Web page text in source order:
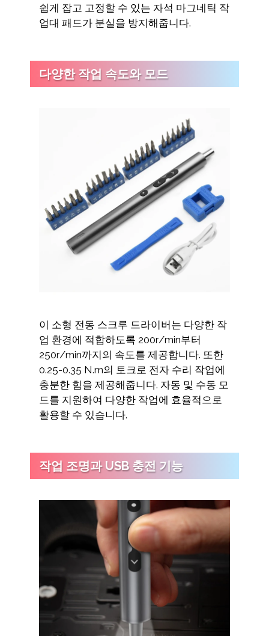
쉽게 잡고 고정할 수 있는 자석 마그네틱 작
업대 패드가 분실을 방지해줍니다.
다양한 작업 속도와 모드
이 소형 전동 스크루 드라이버는 다양한 작
업 환경에 적합하도록 200r/min부터
250r/min까지의 속도를 제공합니다. 또한
0.25-0.35 N.m의 토크로 전자 수리 작업에
충분한 힘을 제공해줍니다. 자동 및 수동 모
드를 지원하여 다양한 작업에 효율적으로
활용할 수 있습니다.
작업 조명과 USB 충전 기능